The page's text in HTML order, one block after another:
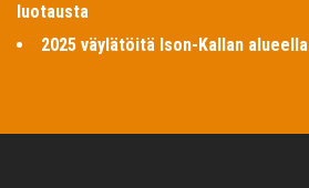
luotausta
2025 väylätöitä Ison-Kallan alueella